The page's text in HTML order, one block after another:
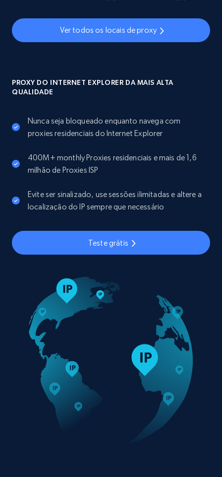
Ver todos os locais de proxy
PROXY DO INTERNET EXPLORER DA MAIS ALTA
QUALIDADE
Nunca seja bloqueado enquanto navega com
proxies residenciais do Internet Explorer
400M+ monthly Proxies residenciais e mais de 1,6
milhão de Proxies ISP
Evite ser sinalizado, use sessões ilimitadas e altere a
localização do IP sempre que necessário
Teste grátis